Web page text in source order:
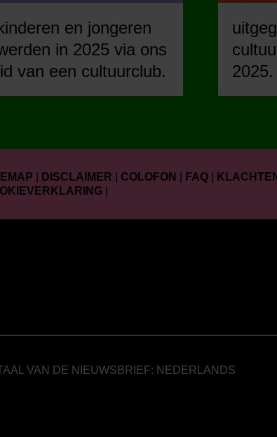
en jongeren
in 2025 via ons
van een cultuurclub.
2025.
DISCLAIMER COLOFON FAQ
VAN DE NIEUWSBRIEF: NEDERLANDS